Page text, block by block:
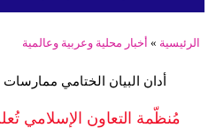
الرئيسية » أخبار محلية وعربية وعالمية
أدان البيان الختامي
مُنظّمة التعاون الإسلامي